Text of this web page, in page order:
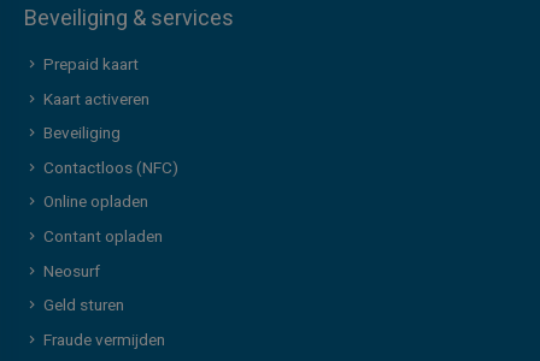
Beveiliging & services
Prepaid kaart
Kaart activeren
Beveiliging
Contactloos (NFC)
Online opladen
Contant opladen
Neosurf
Geld sturen
Fraude vermijden